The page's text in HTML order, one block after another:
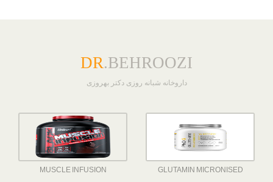
DR.BEHROOZI
داروخانه شبانه روزی دکتر بهروزی
GLUTAMIN MICRONISED
MUSCLE INFUSION